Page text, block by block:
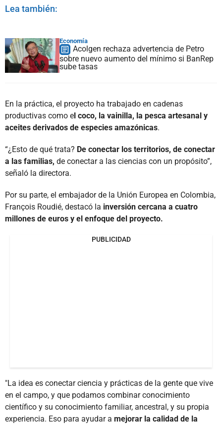
Lea también:
Economía
Acolgen rechaza advertencia de Petro
sobre nuevo aumento del mínimo si BanRep
sube tasas
En la práctica, el proyecto ha trabajado en cadenas
productivas como el coco, la vainilla, la pesca artesanal y
aceites derivados de especies amazónicas.
“¿Esto de qué trata? De conectar los territorios, de conectar
a las familias, de conectar a las ciencias con un propósito”,
señaló la directora.
Por su parte, el embajador de la Unión Europea en Colombia,
François Roudié, destacó la inversión cercana a cuatro
millones de euros y el enfoque del proyecto.
PUBLICIDAD
"La idea es conectar ciencia y prácticas de la gente que vive
en el campo, y que podamos combinar conocimiento
científico y su conocimiento familiar, ancestral, y su propia
experiencia. Eso para ayudar a mejorar la calidad de la